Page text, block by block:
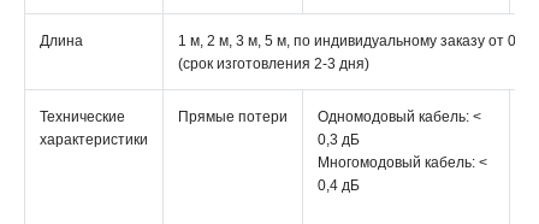
Длина
1 м, 2 м, 3 м, 5 м, по индивидуальному заказу от
(срок изготовления 2-3 дня)
Технические
характеристики
Прямые потери
Одномодовый кабель: <
0,3 дБ
Многомодовый кабель: <
0,4 дБ